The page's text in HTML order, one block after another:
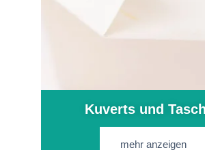
Kuverts und
mehr anzeigen